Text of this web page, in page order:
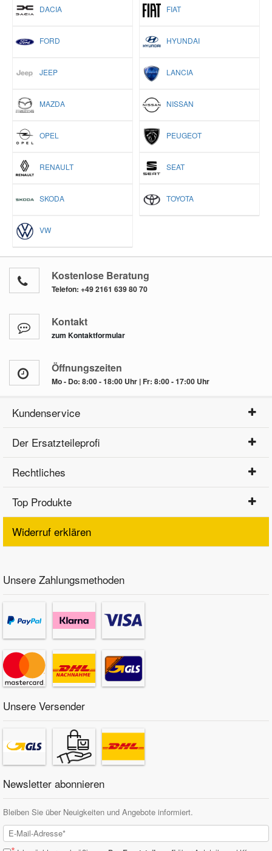
DACIA FIAT
FORD HYUNDAI
JEEP LANCIA
MAZDA NISSAN
OPEL PEUGEOT
RENAULT SEAT
SKODA TOYOTA
VW
Kostenlose Beratung
Telefon: +49 2161 639 80 70
Kontakt
zum Kontaktformular
Öffnungszeiten
Mo - Do: 8:00 - 18:00 Uhr | Fr: 8:00 - 17:00 Uhr
Kundenservice
Der Ersatzteileprofi
Rechtliches
Top Produkte
Widerruf erklären
Unsere Zahlungsmethoden
Unsere Versender
Newsletter abonnieren
Bleiben Sie über Neuigkeiten und Angebote informiert.